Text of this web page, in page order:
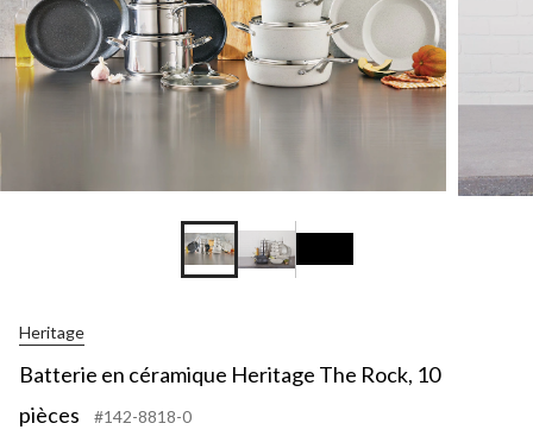
Heritage
Batterie en céramique Heritage The Rock, 10
pièces
#142-8818-0